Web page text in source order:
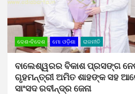
ଦେଶ-ବିଦେଶ ମୋ ଓଡ଼ିଶା ରାଜନୀତି
ବାଲେଶ୍ୱରର ବିକାଶ ପ୍ରସଙ୍ଗ
ଗୃହମନ୍ତ୍ରୀ ଅମିତ ଶାହଙ୍କ ସହ
ସାଂସଦ ରବୀନ୍ଦ୍ର ଜେନା